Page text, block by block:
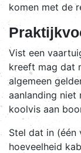
komen met de
Vist een
kreeft mag dat
algemeen
aanlanding niet
koolvis aan
Stel dat in (één
hoeveelheid